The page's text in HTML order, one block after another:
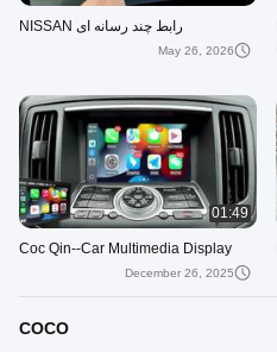
رابط چند رسانه ای NISSAN
May 26, 2026
01:49
Coc Qin--Car Multimedia Display
December 26, 2025
COCO